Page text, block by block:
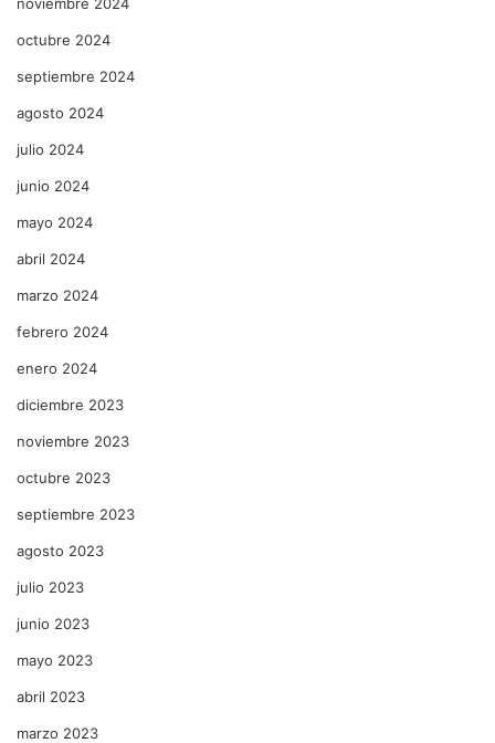
octubre 2024
septiembre 2024
agosto 2024
julio 2024
junio 2024
mayo 2024
abril 2024
marzo 2024
febrero 2024
enero 2024
diciembre 2023
noviembre 2023
octubre 2023
septiembre 2023
agosto 2023
julio 2023
junio 2023
mayo 2023
abril 2023
marzo 2023